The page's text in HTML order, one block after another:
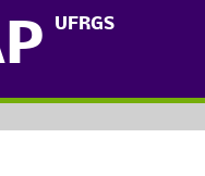
UFRGS